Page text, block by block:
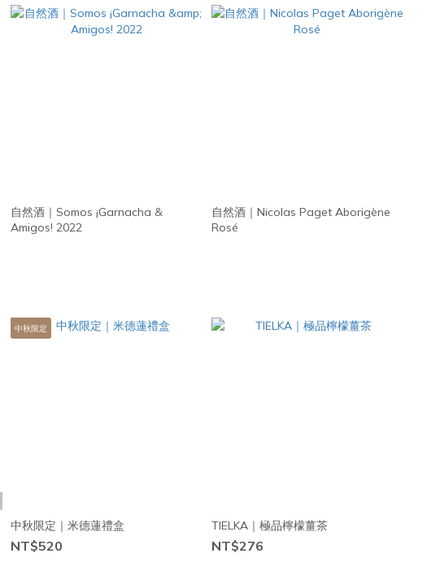
自然酒｜Somos ¡Garnacha &
Amigos! 2022
自然酒｜Nicolas Paget Aborigène
Rosé
中秋限定
中秋限定｜米德蓮禮盒
NT$520
TIELKA｜極品檸檬薑茶
NT$276